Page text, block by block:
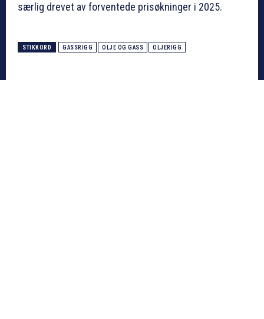
særlig drevet av forventede prisøkninger i 2025.
STIKKORD GASSRIGG OLJE OG GASS OLJERIGG